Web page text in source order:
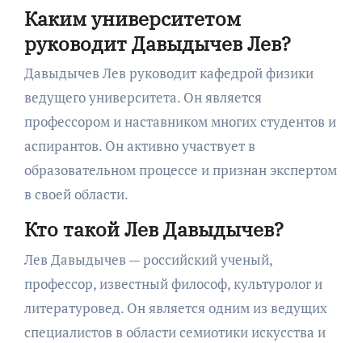
Каким университетом
руководит Давыдычев Лев?
Давыдычев Лев руководит кафедрой физики
ведущего университета. Он является
профессором и наставником многих студентов и
аспирантов. Он активно участвует в
образовательном процессе и признан экспертом
в своей области.
Кто такой Лев Давыдычев?
Лев Давыдычев — российский ученый,
профессор, известный философ, культуролог и
литературовед. Он является одним из ведущих
специалистов в области семиотики искусства и